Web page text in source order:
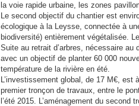
la voie rapide urbaine, les zones
Le second objectif du chantier est
écologique à la Leysse, connectée à
biodiversité) entièrement végétalisée.
Suite au retrait d’arbres, nécessaire
avec un objectif de planter 60 000
température de la rivière en été.
L’investissement global, de 17 M€,
premier tronçon de travaux, entre le
l’été 2015. L’aménagement du second